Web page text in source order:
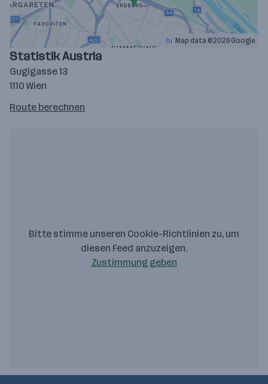
Map data ©2026 Google
Statistik Austria
Guglgasse 13
1110 Wien
Route
Route berechnen
Bitte stimme unseren Cookie-Richtlinien zu, um
diesen Feed anzuzeigen.
Zustimmung geben